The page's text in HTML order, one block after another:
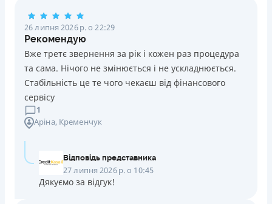
Погашення
Оплата на розрахунковий рахунок
Онлайн (через сайт або інтернет-банкінг)
Через термінали Приватбанку
Через термінали самообслуговування
Ліцензія НБУ
Ліцензія переоформлена 14.03.2024 р.
Вся інформація про кредит
ОТРИМАТИ ПОЗИКУ
26 липня 2026 р. о 22:29
Рекомендую
Вже третє звернення за рік і кожен раз процедура
та сама. Нічого не змінюється і не ускладнюється.
Стабільність це те чого чекаєш від фінансового
сервісу
1
Аріна, Кременчук
Відповідь представника
27 липня 2026 р. о 10:45
Дякуємо за відгук!